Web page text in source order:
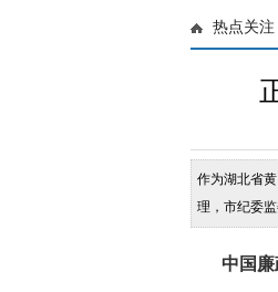
热点关注
作为湖北省
理，市纪委
中国廉